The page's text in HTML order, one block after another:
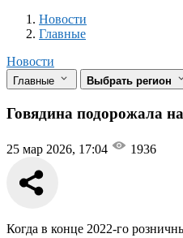
Новости
Разделы
Новости
Главные
Новости
Главные Выбрать регион
Говядина подорожала
25 мар 2026, 17:04 1936
Когда в конце 2022-го